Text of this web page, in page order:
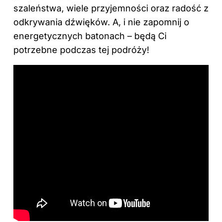
szaleństwa, wiele przyjemności oraz radość z
odkrywania dźwięków. A, i nie zapomnij o
energetycznych batonach – będą Ci
potrzebne podczas tej podróży!